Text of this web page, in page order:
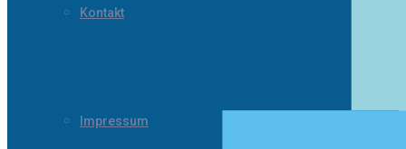
Kontakt
Impressum